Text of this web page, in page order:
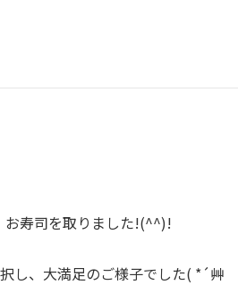
お寿司を取りました!(^^)!
し、大満足のご様子でした( *´艸